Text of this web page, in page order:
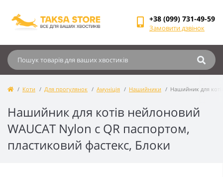
+38 (099) 731-49-59
Замовити дзвінок
Коти Для прогулянок Амуніція Нашийники Нашийник для
Нашийник для котів нейлоновий
WAUCAT Nylon c QR паспортом,
пластиковий фастекс, Блоки